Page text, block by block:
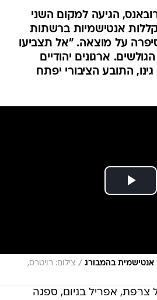
הגיעה למקום השני
אנטישמיות ברשתות
על מוצאה. "אל תצביעו
ארגונים יהודיים
גינו, התובע הציבורי יפתח
אנטישמית בהמבורג / צילום: רויטרס,
צרפת, אפריל בניום, ספגה